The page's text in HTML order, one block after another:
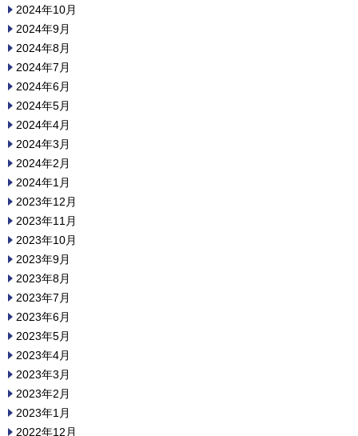
2024年10月
2024年9月
2024年8月
2024年7月
2024年6月
2024年5月
2024年4月
2024年3月
2024年2月
2024年1月
2023年12月
2023年11月
2023年10月
2023年9月
2023年8月
2023年7月
2023年6月
2023年5月
2023年4月
2023年3月
2023年2月
2023年1月
2022年12月